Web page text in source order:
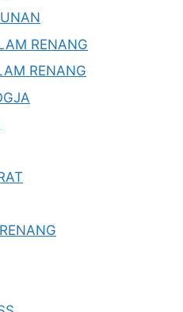
RENANG
RENANG